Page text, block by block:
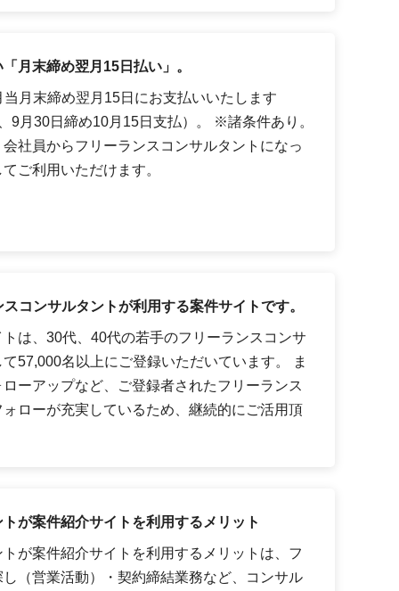
月末締め翌月15日払い」。
月末締め翌月15日にお支払いいたします
9月30日締め10月15日支払）。 ※諸条件あり。
社員からフリーランスコンサルタントになっ
ご利用いただけます。
コンサルタントが利用する案件サイトです。
は、30代、40代の若手のフリーランスコンサ
57,000名以上にご登録いただいています。 ま
ーアップなど、ご登録者されたフリーランス
ローが充実しているため、継続的にご活用頂
が案件紹介サイトを利用するメリット
が案件紹介サイトを利用するメリットは、フ
（営業活動）・契約締結業務など、コンサル